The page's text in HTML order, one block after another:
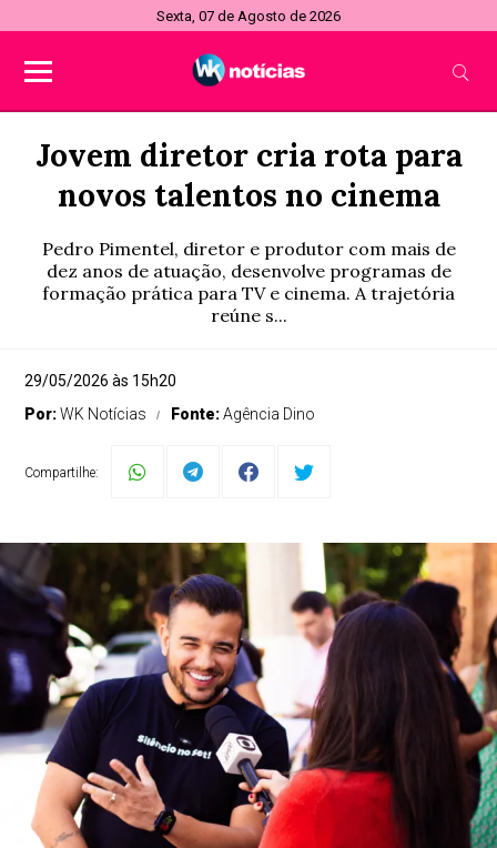
Sexta, 07 de Agosto de 2026
Jovem diretor cria rota para
novos talentos no cinema
Pedro Pimentel, diretor e produtor com mais de
dez anos de atuação, desenvolve programas de
formação prática para TV e cinema. A trajetória
reúne s...
29/05/2026 às 15h20
Por:WK Notícias Fonte:Agência Dino
Compartilhe: